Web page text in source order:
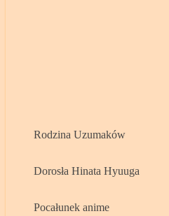
Rodzina Uzumaków
Dorosła Hinata Hyuuga
Pocałunek anime